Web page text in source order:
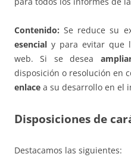
Contenido: Se reduce su
esencial y para evitar que
web. Si se desea
disposición o resolución en
enlace a su desarrollo en el
Disposiciones de
Destacamos las siguientes: